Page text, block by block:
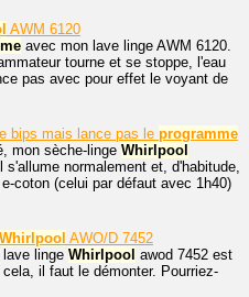
AWM 6120
avec mon lave linge AWM 6120.
tourne et se stoppe, l'eau
pas avec pour effet le voyant de
bips mais lance pas le programme
mon sèche-linge Whirlpool
normalement et, d'habitude,
coton (celui par défaut avec 1h40)
Whirlpool AWO/D 7452
lave linge Whirlpool awod 7452 est
il faut le démonter. Pourriez-